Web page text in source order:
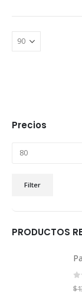
Precios
price
price
Filter
PRODUCTOS
0
$